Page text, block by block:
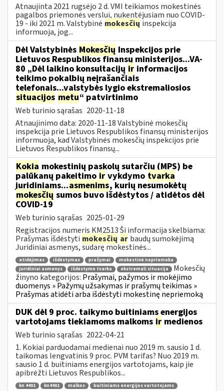
Atnaujinta 2021 rugsėjo 2 d. VMI teikiamos mokestinės
pagalbos priemonės verslui, nukentėjusiam nuo COVID-
19 - iki 2021 m. Valstybinė mokesčių inspekcija
informuoja, jog...
Dėl Valstybinės Mokesčių Inspekcijos prie
Lietuvos Respublikos finansų ministerijos...VA-
80 „Dėl laikino konsultacijų ir informacijos
teikimo pokalbių neįrašančiais
telefonais...valstybės lygio ekstremaliosios
situacijos metu“ patvirtinimo
Web turinio sąrašas 2020-11-18
Atnaujinimo data: 2020-11-18 Valstybinė mokesčių
inspekcija prie Lietuvos Respublikos finansų ministerijos
informuoja, kad Valstybinės mokesčių inspekcijos prie
Lietuvos Respublikos finansų...
Kokia mokestinių paskolų sutarčių (MPS) be
palūkanų pakeitimo ir vykdymo tvarka
juridiniams...asmenims, kurių nesumokėtų
mokesčių sumos buvo išdėstytos / atidėtos dėl
COVID-19
Web turinio sąrašas 2025-01-29
Registracijos numeris KM2513 Ši informacija skelbiama:
Prašymas išdėstyti mokesčių ar baudų sumokėjimą
Juridiniai asmenys, sudarę mokestinės...
atidėjimas išdėstymas prašymai
mokestinė nepriemoka
juridiniai asmenys
išdėstymo tvarka ekstremali situacija
Mokesčių
žinyno kategorijos: Prašymai, pažymos ir mokėjimo
duomenys » Pažymų užsakymas ir prašymų teikimas »
Prašymas atidėti arba išdėstyti mokestinę nepriemoką
DUK dėl 9 proc. taikymo buitiniams energijos
vartotojams tiekiamoms malkoms ir medienos
Web turinio sąrašas 2022-04-21
1. Kokiai parduodamai medienai nuo 2019 m. sausio 1 d.
taikomas lengvatinis 9 proc. PVM tarifas? Nuo 2019 m.
sausio 1 d. buitiniams energijos vartotojams, kaip jie
apibrėžti Lietuvos Respublikos...
kn 4401 kn4401 malkos buitiniams energijos vartotojams